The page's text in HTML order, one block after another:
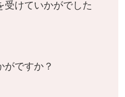
受けていかがでした
がですか？